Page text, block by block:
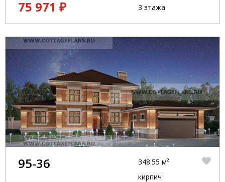
75 971 ₽ 3 этажа
95-36
348.55 м²
кирпич